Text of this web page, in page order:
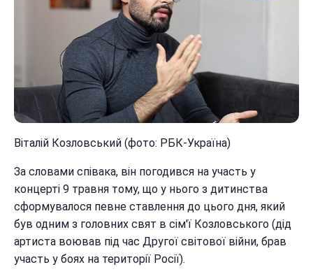
Віталій Козловський (фото: РБК-Україна)
За словами співака, він погодився на участь у
концерті 9 травня тому, що у нього з дитинства
сформувалося певне ставлення до цього дня, який
був одним з головних свят в сім'ї Козловського (дід
артиста воював під час Другої світової війни, брав
участь у боях на території Росії).